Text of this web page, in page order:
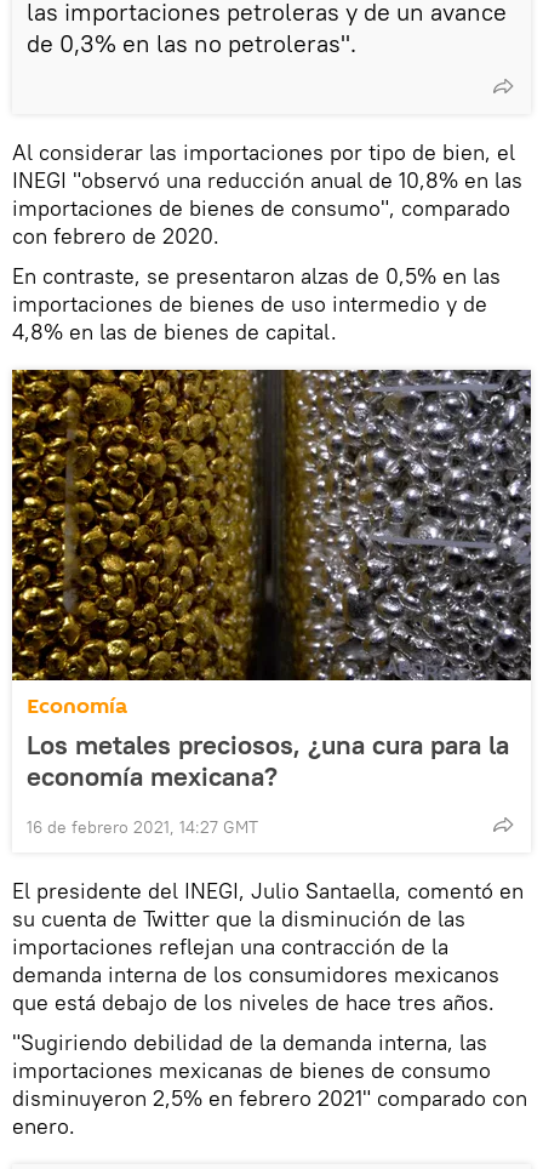
las importaciones petroleras y de un avance
de 0,3% en las no petroleras".
Al considerar las importaciones por tipo de bien, el
INEGI "observó una reducción anual de 10,8% en las
importaciones de bienes de consumo", comparado
con febrero de 2020.
En contraste, se presentaron alzas de 0,5% en las
importaciones de bienes de uso intermedio y de
4,8% en las de bienes de capital.
Economía
Los metales preciosos, ¿una cura para la
economía mexicana?
16 de febrero 2021, 14:27 GMT
El presidente del INEGI, Julio Santaella, comentó en
su cuenta de Twitter que la disminución de las
importaciones reflejan una contracción de la
demanda interna de los consumidores mexicanos
que está debajo de los niveles de hace tres años.
"Sugiriendo debilidad de la demanda interna, las
importaciones mexicanas de bienes de consumo
disminuyeron 2,5% en febrero 2021" comparado con
enero.